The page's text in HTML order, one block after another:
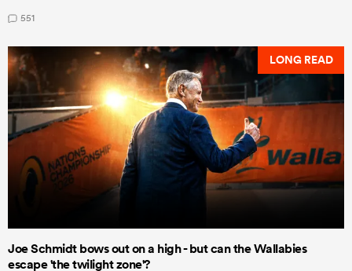
551
LONG READ
Joe Schmidt bows out on a high - but can the Wallabies
escape 'the twilight zone'?